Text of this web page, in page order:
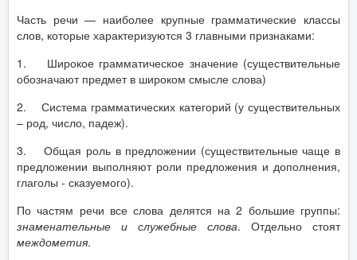
Часть речи — наиболее крупные грамматические классы
слов, которые характеризуются 3 главными признаками:
1. Широкое грамматическое значение (существительные
обозначают предмет в широком смысле слова)
2. Система грамматических категорий (у существительных
– род, число, падеж).
3. Общая роль в предложении (существительные чаще в
предложении выполняют роли предложения и дополнения,
глаголы - сказуемого).
По частям речи все слова делятся на 2 большие группы:
знаменательные и служебные слова. Отдельно стоят
междометия.